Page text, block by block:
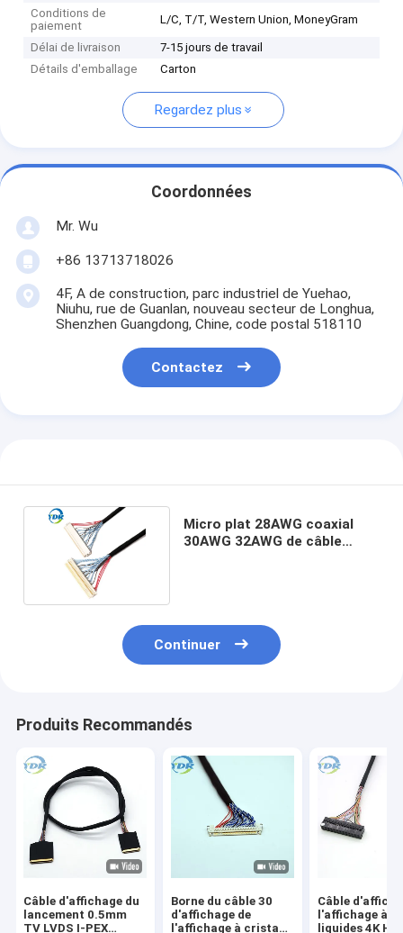
Conditions de
paiement
L/C, T/T, Western Union, MoneyGram
Délai de livraison
7-15 jours de travail
Détails d'emballage
Carton
Regardez plus
Coordonnées
Mr. Wu
+86 13713718026
4F, A de construction, parc industriel de Yuehao,
Niuhu, rue de Guanlan, nouveau secteur de Longhua,
Shenzhen Guangdong, Chine, code postal 518110
Contactez
Micro plat 28AWG coaxial
30AWG 32AWG de câble
Continuer
Produits Recommandés
Câble d'affichage du
lancement 0.5mm
TV LVDS I-PEX
Borne du câble 30
d'affichage de
l'affichage à cristaux
Câble
l'affichage à
liquides 4K HD